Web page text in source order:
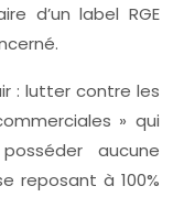
d’un label RGE
: lutter contre les
» qui
aucune
reposant à 100%